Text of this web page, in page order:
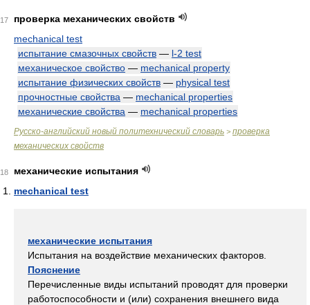
17
проверка механических свойств
mechanical test
испытание смазочных свойств — l-2 test
механическое свойство — mechanical property
испытание физических свойств — physical test
прочностные свойства — mechanical properties
механические свойства — mechanical properties
Русско-английский новый политехнический словарь > проверка
механических свойств
18
механические испытания
mechanical test
механические испытания
Испытания на воздействие механических факторов.
Пояснение
Перечисленные виды испытаний проводят для проверки
работоспособности и (или) сохранения внешнего вида